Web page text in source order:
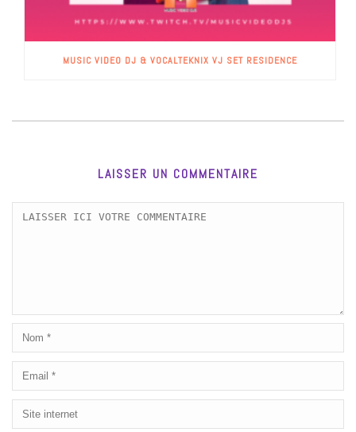
MUSIC VIDEO DJ & VOCALTEKNIX VJ SET RESIDENCE
LAISSER UN COMMENTAIRE